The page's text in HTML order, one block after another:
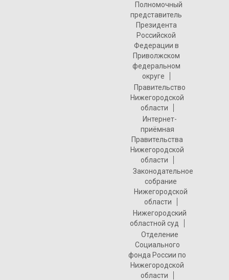
Полномочный
представитель
Президента
Российской
Федерации в
Приволжском
федеральном
округе
Правительство
Нижегородской
области
Интернет-
приёмная
Правительства
Нижегородской
области
Законодательное
собрание
Нижегородской
области
Нижегородский
областной суд
Отделение
Социального
фонда России по
Нижегородской
области